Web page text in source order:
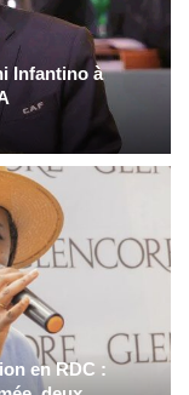
Infantino à
en RDC :